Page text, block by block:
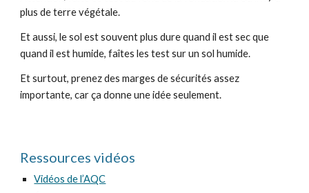
plus de terre végétale.
Et aussi, le sol est souvent plus dure quand il est sec que
quand il est humide, faîtes les test sur un sol humide.
Et surtout, prenez des marges de sécurités assez
importante, car ça donne une idée seulement.
Ressources vidéos
Vidéos de l’AQC